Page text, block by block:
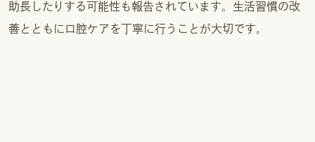
助長したりする可能性も報告されています。生活習慣の改
善とともに口腔ケアを丁寧に行うことが大切です。